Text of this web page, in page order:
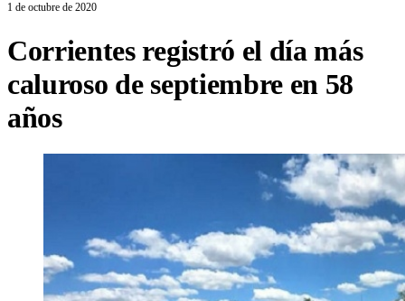
1 de octubre de 2020
Corrientes registró el día más
caluroso de septiembre en 58
años